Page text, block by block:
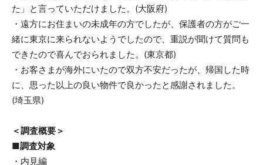
た」と言っていただけました。(大阪府)
・遠方にお住まいの未成年の方でしたが、保護者の方がご一
緒に東京に来られないようでしたので、重説が聞けて質問も
できたので喜んでおられました。(東京都)
・お客さまが海外にいたので双方不安だったが、帰国した時
に、思った以上の良い物件で良かったと感謝されました。
(埼玉県)
＜調査概要＞
■調査対象
・内見編